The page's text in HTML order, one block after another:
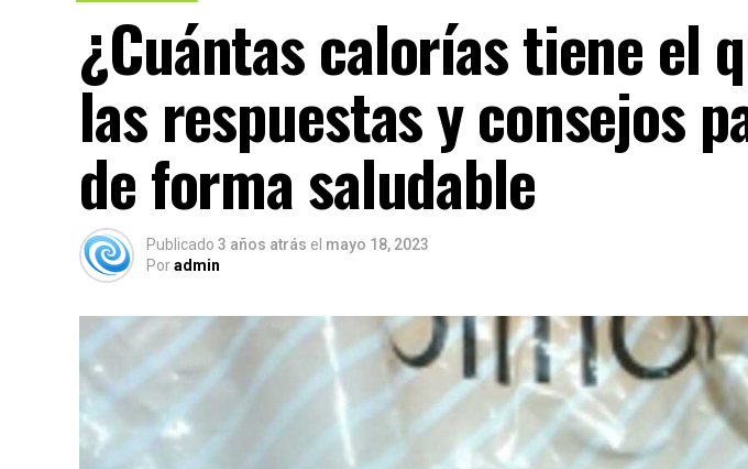
¿Cuántas calorías tiene el
las respuestas y consejos
de forma saludable
Publicado 3 años atrás el mayo 18, 2023
Poradmin